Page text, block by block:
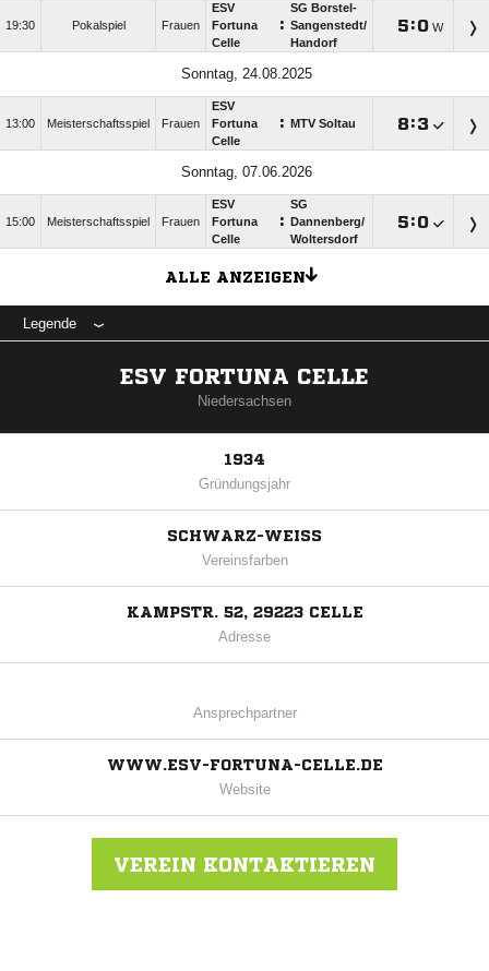
19:30 Pokalspiel Frauen
ESV
Fortuna
Celle
:
SG Borstel-
Sangenstedt/​
Handorf
: W
Sonntag, 24.08.2025
13:00 Meisterschaftsspiel Frauen
ESV
Fortuna
Celle
: MTV Soltau :
Sonntag, 07.06.2026
15:00 Meisterschaftsspiel Frauen
ESV
Fortuna
Celle
:
SG
Dannenberg/​
Woltersdorf
:
ALLE ANZEIGEN
Legende
ESV FORTUNA CELLE
Niedersachsen
1934
Gründungsjahr
SCHWARZ-WEISS
Vereinsfarben
KAMPSTR. 52, 29223 CELLE
Adresse
Ansprechpartner
WWW.ESV-FORTUNA-CELLE.DE
Website
VEREIN KONTAKTIEREN